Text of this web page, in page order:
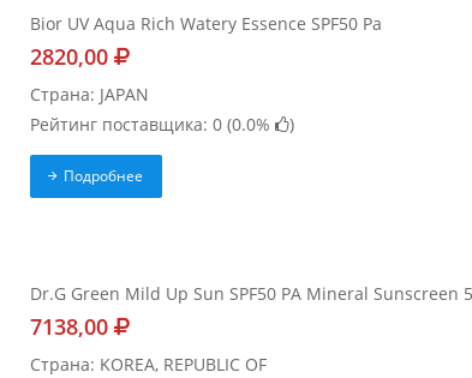
Bior UV Aqua Rich Watery Essence SPF50 Pa
2820,00
Страна: JAPAN
Рейтинг поставщика: 0 (0.0% )
Подробнее
Dr.G Green Mild Up Sun SPF50 PA Mineral Sunscreen
7138,00
Страна: KOREA, REPUBLIC OF